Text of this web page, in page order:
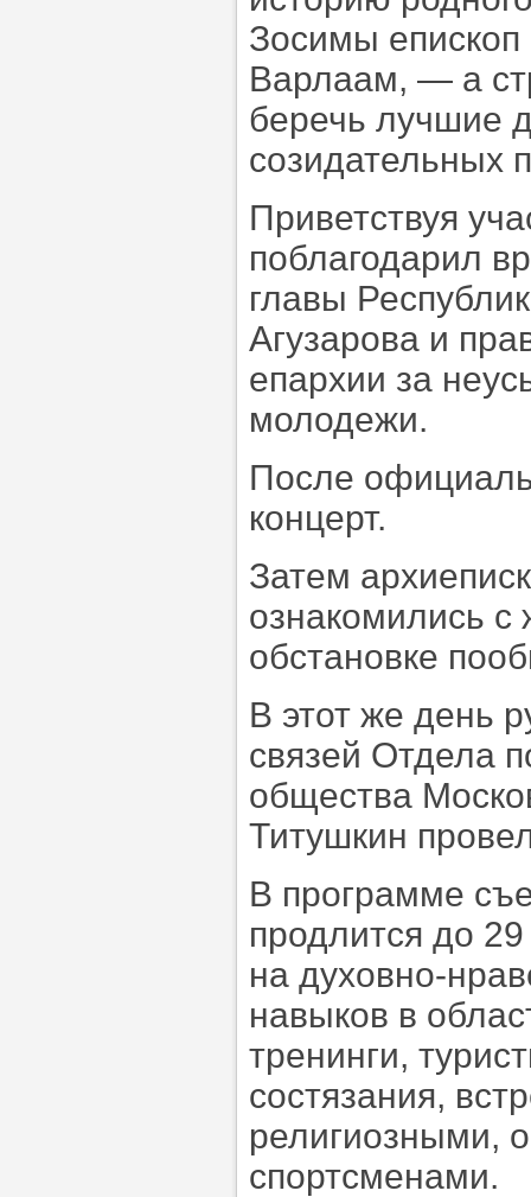
Зосимы епископ
Варлаам, — а
беречь лучшие
созидательных
Приветствуя
поблагодарил
главы
Агузарова и
епархии за
молодежи.
После
концерт.
Затем
ознакомились
обстановке
В этот же день
связей Отдела
общества
Титушкин
В программе
продлится до
на духовно-
навыков в
тренинги,
состязания,
религиозными,
спортсменами.